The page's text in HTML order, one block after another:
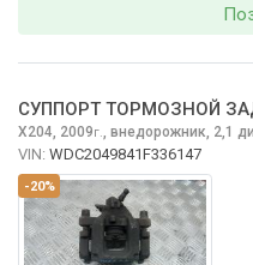
-20%
СУППОРТ ТОРМОЗНОЙ
X204, 2009г. внедорожник, 2,1
VIN: WDC2049841F336147